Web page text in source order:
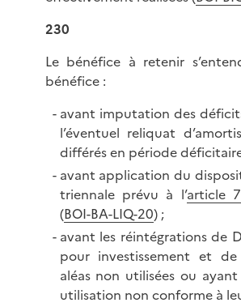
230
Le bénéfice à retenir
bénéfice :
avant imputation des
l’éventuel reliquat
différés en période
avant application du
triennale prévu à l’article
(BOI-BA-LIQ-20) ;
avant les réintégrations de
pour investissement et
aléas non utilisées ou
utilisation non conforme à